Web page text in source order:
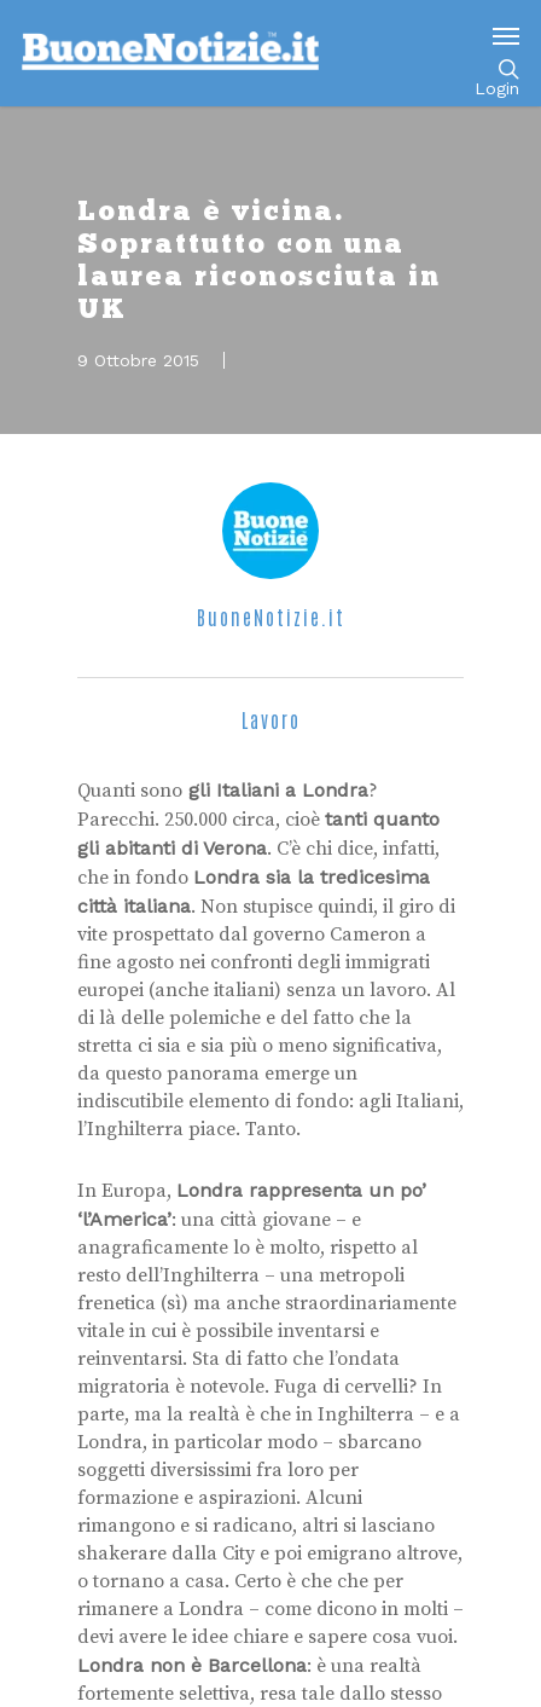
Login
Londra è vicina.
Soprattutto con una
laurea riconosciuta in
UK
9 Ottobre 2015
BuoneNotizie.it
Lavoro
Quanti sono gli Italiani a Londra?
Parecchi. 250.000 circa, cioè tanti quanto
gli abitanti di Verona. C’è chi dice, infatti,
che in fondo Londra sia la tredicesima
città italiana. Non stupisce quindi, il giro di
vite prospettato dal governo Cameron a
fine agosto nei confronti degli immigrati
europei (anche italiani) senza un lavoro. Al
di là delle polemiche e del fatto che la
stretta ci sia e sia più o meno significativa,
da questo panorama emerge un
indiscutibile elemento di fondo: agli Italiani,
l’Inghilterra piace. Tanto.
In Europa, Londra rappresenta un po’
‘l’America’: una città giovane – e
anagraficamente lo è molto, rispetto al
resto dell’Inghilterra – una metropoli
frenetica (sì) ma anche straordinariamente
vitale in cui è possibile inventarsi e
reinventarsi. Sta di fatto che l’ondata
migratoria è notevole. Fuga di cervelli? In
parte, ma la realtà è che in Inghilterra – e a
Londra, in particolar modo – sbarcano
soggetti diversissimi fra loro per
formazione e aspirazioni. Alcuni
rimangono e si radicano, altri si lasciano
shakerare dalla City e poi emigrano altrove,
o tornano a casa. Certo è che che per
rimanere a Londra – come dicono in molti –
devi avere le idee chiare e sapere cosa vuoi.
Londra non è Barcellona: è una realtà
fortemente selettiva, resa tale dallo stesso
Go to mobile version